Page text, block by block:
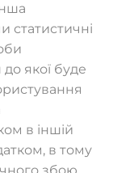
статистичні
якої буде
в іншій
в тому